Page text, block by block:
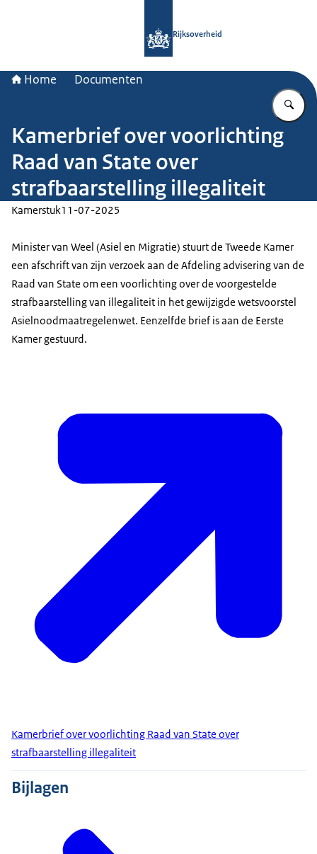
Rijksoverheid
Home Documenten
Kamerbrief over voorlichting
Raad van State over
strafbaarstelling illegaliteit
Kamerstuk11-07-2025
Minister van Weel (Asiel en Migratie) stuurt de Tweede Kamer
een afschrift van zijn verzoek aan de Afdeling advisering van de
Raad van State om een voorlichting over de voorgestelde
strafbaarstelling van illegaliteit in het gewijzigde wetsvoorstel
Asielnoodmaatregelenwet. Eenzelfde brief is aan de Eerste
Kamer gestuurd.
Kamerbrief over voorlichting Raad van State over
strafbaarstelling illegaliteit
Bijlagen